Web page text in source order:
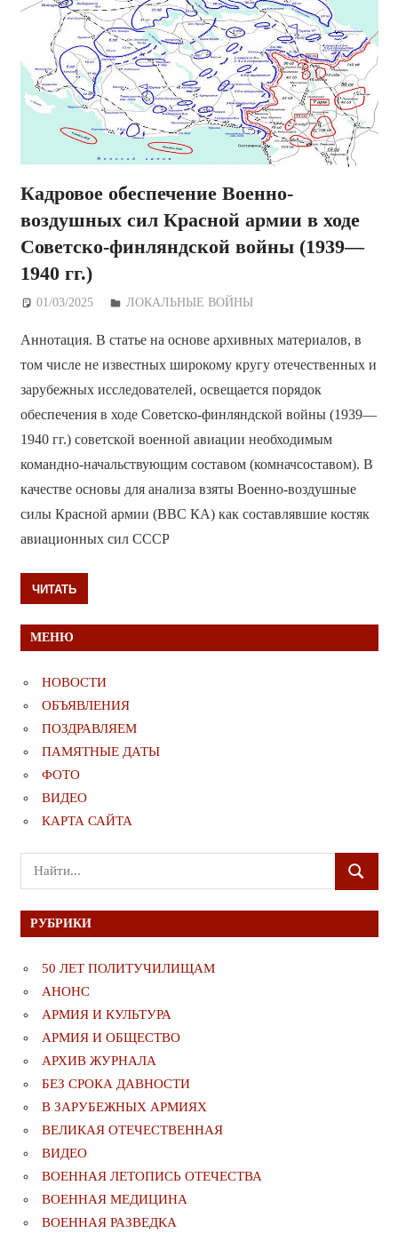
Кадровое обеспечение Военно-
воздушных сил Красной армии в ходе
Советско-финляндской войны (1939—
1940 гг.)
01/03/2025 Дежурный по Редакции
ЛОКАЛЬНЫЕ ВОЙНЫ
Аннотация. В статье на основе архивных материалов, в
том числе не известных широкому кругу отечественных и
зарубежных исследователей, освещается порядок
обеспечения в ходе Советско-финляндской войны (1939—
1940 гг.) советской военной авиации необходимым
командно-начальствующим составом (комначсоставом). В
качестве основы для анализа взяты Военно-воздушные
силы Красной армии (ВВС КА) как составлявшие костяк
авиационных сил СССР
ЧИТАТЬ
МЕНЮ
НОВОСТИ
ОБЪЯВЛЕНИЯ
ПОЗДРАВЛЯЕМ
ПАМЯТНЫЕ ДАТЫ
ФОТО
ВИДЕО
КАРТА САЙТА
Поиск
для:
ПОИСК
РУБРИКИ
50 ЛЕТ ПОЛИТУЧИЛИЩАМ
АНОНС
АРМИЯ И КУЛЬТУРА
АРМИЯ И ОБЩЕСТВО
АРХИВ ЖУРНАЛА
БЕЗ СРОКА ДАВНОСТИ
В ЗАРУБЕЖНЫХ АРМИЯХ
ВЕЛИКАЯ ОТЕЧЕСТВЕННАЯ
ВИДЕО
ВОЕННАЯ ЛЕТОПИСЬ ОТЕЧЕСТВА
ВОЕННАЯ МЕДИЦИНА
ВОЕННАЯ РАЗВЕДКА